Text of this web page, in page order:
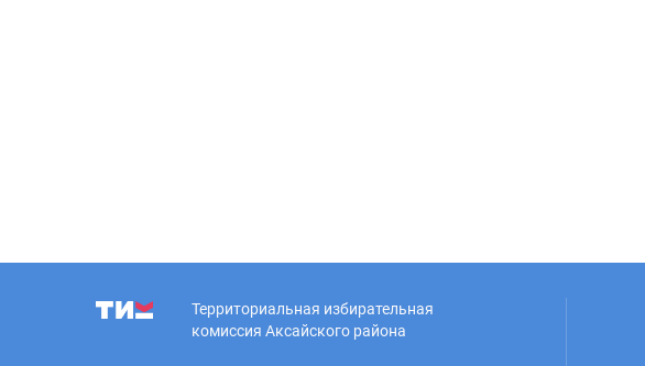
Территориальная избирательная
комиссия Аксайского района